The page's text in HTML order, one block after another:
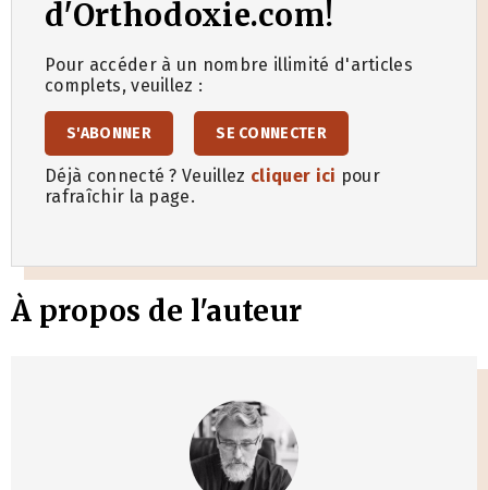
d'Orthodoxie.com!
Pour accéder à un nombre illimité d'articles
complets, veuillez :
S'ABONNER SE CONNECTER
Déjà connecté ? Veuillez cliquer ici pour
rafraîchir la page.
À propos de l'auteur